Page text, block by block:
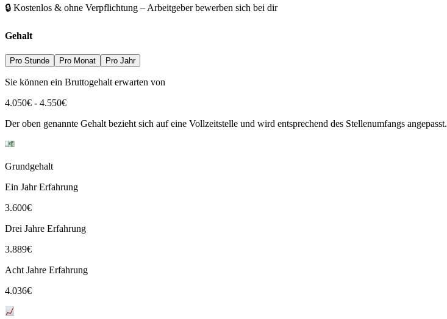
🔒 Kostenlos & ohne Verpflichtung – Arbeitgeber bewerben sich bei dir
Gehalt
Pro Stunde Pro Monat Pro Jahr
Sie können ein Bruttogehalt erwarten von
4.050€ - 4.550€
Der oben genannte Gehalt bezieht sich auf eine Vollzeitstelle und wird entsprechend des Stellenumfangs angepasst.
Grundgehalt
Ein Jahr Erfahrung
3.600€
Drei Jahre Erfahrung
3.889€
Acht Jahre Erfahrung
4.036€